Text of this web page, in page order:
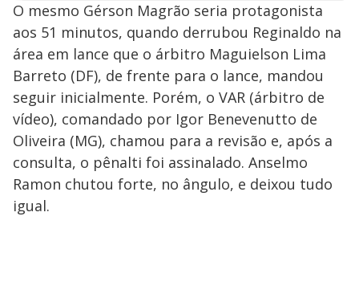
O mesmo Gérson Magrão seria protagonista
aos 51 minutos, quando derrubou Reginaldo na
área em lance que o árbitro Maguielson Lima
Barreto (DF), de frente para o lance, mandou
seguir inicialmente. Porém, o VAR (árbitro de
vídeo), comandado por Igor Benevenutto de
Oliveira (MG), chamou para a revisão e, após a
consulta, o pênalti foi assinalado. Anselmo
Ramon chutou forte, no ângulo, e deixou tudo
igual.